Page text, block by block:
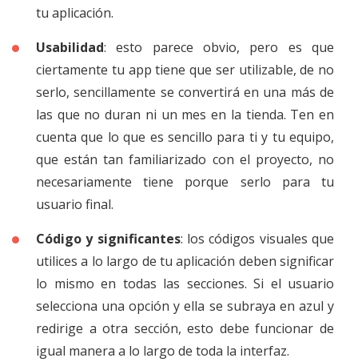
tu aplicación.
Usabilidad: esto parece obvio, pero es que
ciertamente tu app tiene que ser utilizable, de no
serlo, sencillamente se convertirá en una más de
las que no duran ni un mes en la tienda. Ten en
cuenta que lo que es sencillo para ti y tu equipo,
que están tan familiarizado con el proyecto, no
necesariamente tiene porque serlo para tu
usuario final.
Código y significantes: los códigos visuales que
utilices a lo largo de tu aplicación deben significar
lo mismo en todas las secciones. Si el usuario
selecciona una opción y ella se subraya en azul y
redirige a otra sección, esto debe funcionar de
igual manera a lo largo de toda la interfaz.